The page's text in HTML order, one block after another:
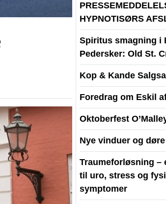
HYPNOTISØRS
Spiritus smagning i
Pedersker: Old St.
Kop & Kande
Foredrag om Eskil
Oktoberfest
Nye vinduer og
Traumeforløsning
til uro, stress og
symptomer